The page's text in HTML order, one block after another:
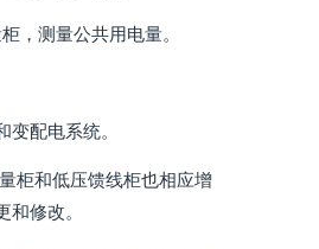
，测量公共用电量。
配电系统。
柜和低压馈线柜也相应增
修改。